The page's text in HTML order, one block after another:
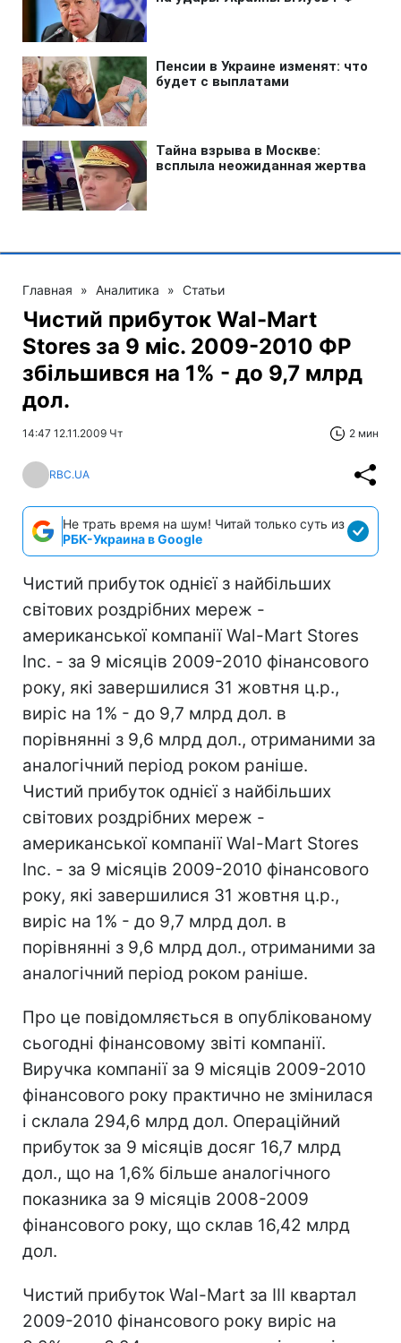
Главная » Аналитика » Статьи
Чистий прибуток Wal-Mart
Stores за 9 міс. 2009-2010 ФР
збільшився на 1% - до 9,7 млрд
дол.
14:47 12.11.2009 Чт 2 мин
RBC.UA
Не трать время на шум! Читай только суть из
РБК-Украина в Google
Чистий прибуток однієї з найбільших
світових роздрібних мереж -
американської компанії Wal-Mart Stores
Inc. - за 9 місяців 2009-2010 фінансового
року, які завершилися 31 жовтня ц.р.,
виріс на 1% - до 9,7 млрд дол. в
порівнянні з 9,6 млрд дол., отриманими за
аналогічний період роком раніше.
Чистий прибуток однієї з найбільших
світових роздрібних мереж -
американської компанії Wal-Mart Stores
Inc. - за 9 місяців 2009-2010 фінансового
року, які завершилися 31 жовтня ц.р.,
виріс на 1% - до 9,7 млрд дол. в
порівнянні з 9,6 млрд дол., отриманими за
аналогічний період роком раніше.
Про це повідомляється в опублікованому
сьогодні фінансовому звіті компанії.
Виручка компанії за 9 місяців 2009-2010
фінансового року практично не змінилася
і склала 294,6 млрд дол. Операційний
прибуток за 9 місяців досяг 16,7 млрд
дол., що на 1,6% більше аналогічного
показника за 9 місяців 2008-2009
фінансового року, що склав 16,42 млрд
дол.
Чистий прибуток Wal-Mart за III квартал
2009-2010 фінансового року виріс на